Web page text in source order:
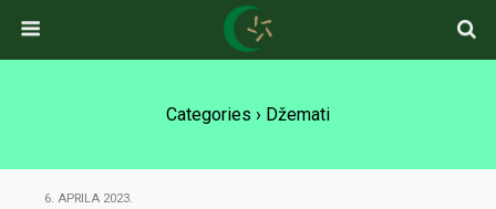
Categories › Džemati
6. APRILA 2023.